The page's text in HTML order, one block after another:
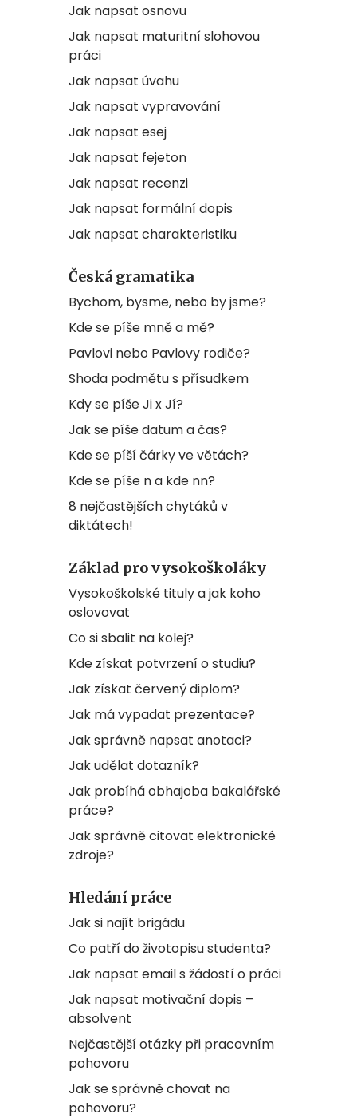
Jak napsat osnovu
Jak napsat maturitní slohovou
práci
Jak napsat úvahu
Jak napsat vypravování
Jak napsat esej
Jak napsat fejeton
Jak napsat recenzi
Jak napsat formální dopis
Jak napsat charakteristiku
Česká gramatika
Bychom, bysme, nebo by jsme?
Kde se píše mně a mě?
Pavlovi nebo Pavlovy rodiče?
Shoda podmětu s přísudkem
Kdy se píše Ji x Jí?
Jak se píše datum a čas?
Kde se píší čárky ve větách?
Kde se píše n a kde nn?
8 nejčastějších chytáků v
diktátech!
Základ pro vysokoškoláky
Vysokoškolské tituly a jak koho
oslovovat
Co si sbalit na kolej?
Kde získat potvrzení o studiu?
Jak získat červený diplom?
Jak má vypadat prezentace?
Jak správně napsat anotaci?
Jak udělat dotazník?
Jak probíhá obhajoba bakalářské
práce?
Jak správně citovat elektronické
zdroje?
Hledání práce
Jak si najít brigádu
Co patří do životopisu studenta?
Jak napsat email s žádostí o práci
Jak napsat motivační dopis –
absolvent
Nejčastější otázky při pracovním
pohovoru
Jak se správně chovat na
pohovoru?